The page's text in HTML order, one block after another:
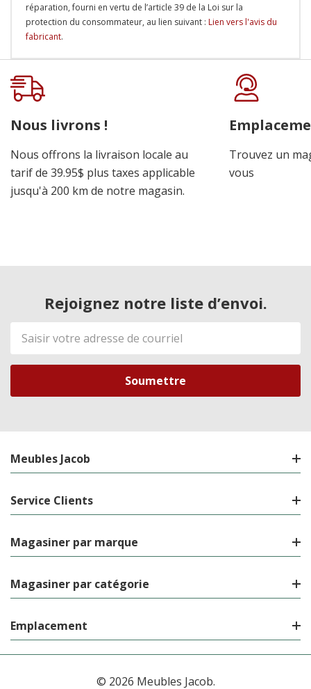
réparation, fourni en vertu de l’article 39 de la Loi sur la
protection du consommateur, au lien suivant : Lien vers l'avis du
fabricant.
Onglet
personnalisé
Nous livrons !
Nous offrons la livraison locale au
tarif de 39.95$ plus taxes applicable
jusqu'à 200 km de notre magasin.
Trouvez un
vous
Rejoignez notre liste d’envoi.
Adresse
de
courriel
Meubles Jacob
Service Clients
Magasiner par marque
Magasiner par catégorie
Emplacement
© 2026 Meubles Jacob.